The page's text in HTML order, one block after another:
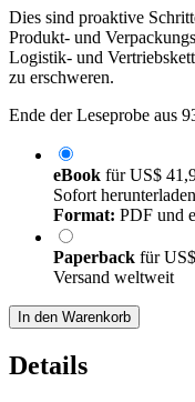
Dies sind proaktive
Produkt- und
Logistik- und
zu erschweren.
Ende der Leseprobe aus
eBook fürUS$
Sofort
Format: PDF und
Paperback für
Versand weltweit
In den Warenkorb
Details